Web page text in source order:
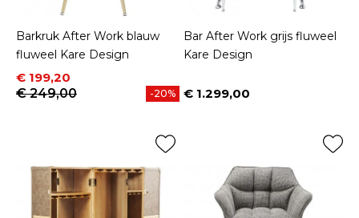
Barkruk After Work blauw
fluweel Kare Design
Prijs
€ 199,20
Normale prijs
€ 249,00
-20%
Bar After Work grijs fluweel
Kare Design
Prijs
€ 1.299,00